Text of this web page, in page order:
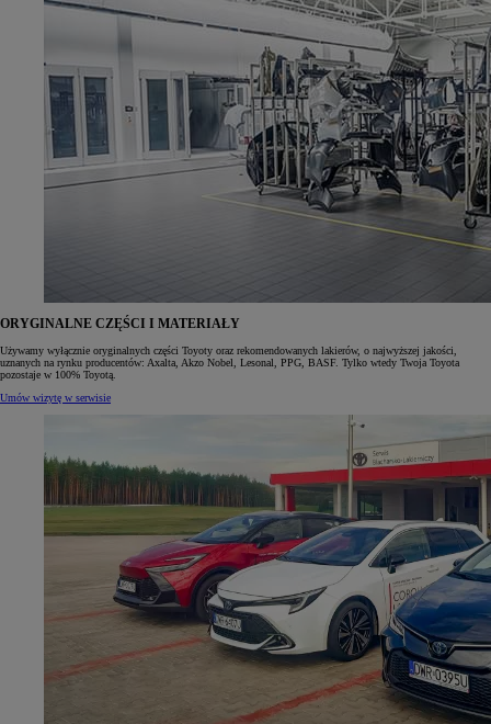
ORYGINALNE CZĘŚCI I MATERIAŁY
Używamy wyłącznie oryginalnych części Toyoty oraz rekomendowanych lakierów, o najwyższej jakości,
uznanych na rynku producentów: Axalta, Akzo Nobel, Lesonal, PPG, BASF. Tylko wtedy Twoja Toyota
pozostaje w 100% Toyotą.
Umów wizytę w serwisie